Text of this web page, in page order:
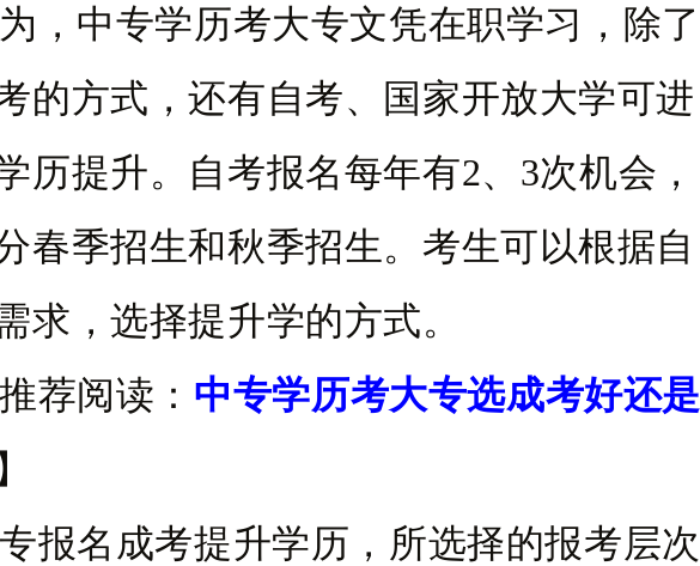
中专学历考大专文凭在职学习，除了
的方式，还有自考、国家开放大学可进
历提升。自考报名每年有2、3次机会，
春季招生和秋季招生。考生可以根据自
求，选择提升学的方式。
阅读： 中专学历考大专选成考好还是
名成考提升学历，所选择的报考层次